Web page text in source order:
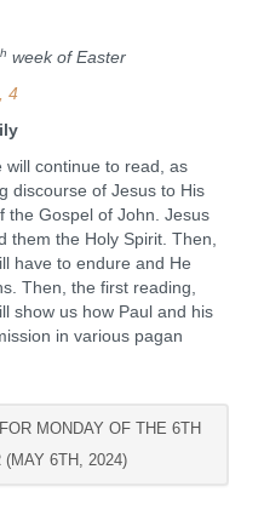
week of Easter
4
continue to read, as
discourse of Jesus to His
the Gospel of John. Jesus
them the Holy Spirit. Then,
have to endure and He
Then, the first reading,
show us how Paul and his
in various pagan
MONDAY OF THE 6TH
6TH, 2024)